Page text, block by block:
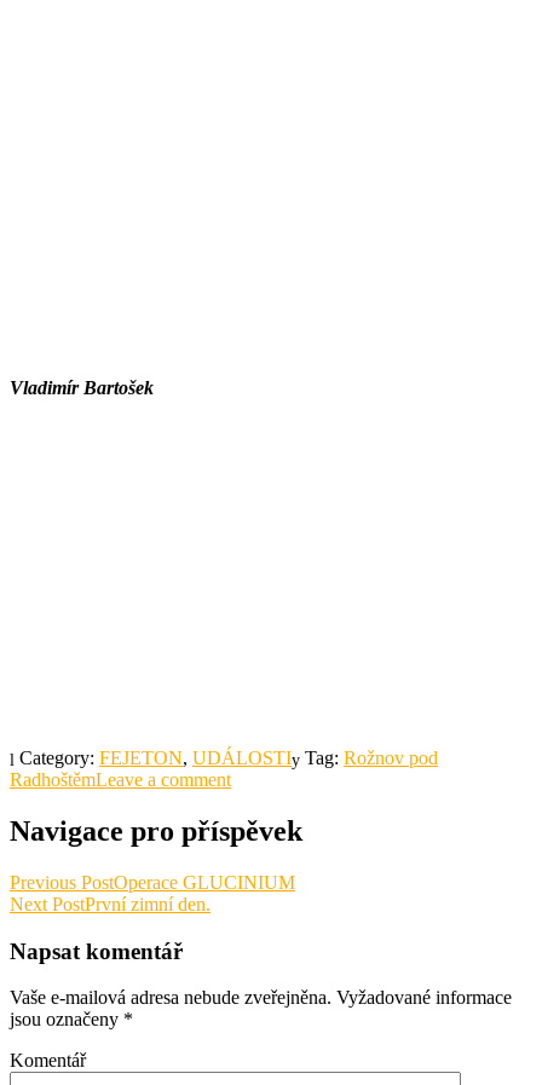
Vladimír Bartošek
Category: FEJETON, UDÁLOSTI Tag: Rožnov pod
RadhoštěmLeave a comment
Navigace pro příspěvek
Previous PostOperace GLUCINIUM
Next PostPrvní zimní den.
Napsat komentář
Vaše e-mailová adresa nebude zveřejněna. Vyžadované informace
jsou označeny *
Komentář